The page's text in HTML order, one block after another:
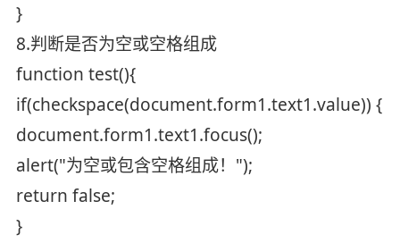
}
8.判断是否为空或空格组成
function test(){
if(checkspace(document.form1.text1.value)) {
document.form1.text1.focus();
alert("为空或包含空格组成！");
return false;
}